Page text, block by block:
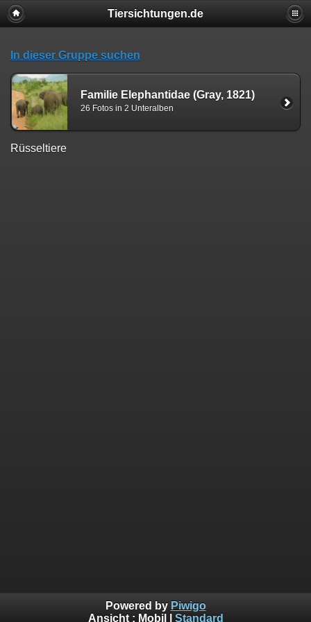
Tiersichtungen.de
In dieser Gruppe suchen
Familie Elephantidae (Gray, 1821)
26 Fotos in 2 Unteralben
Rüsseltiere
Powered by Piwigo
Ansicht : Mobil Standard